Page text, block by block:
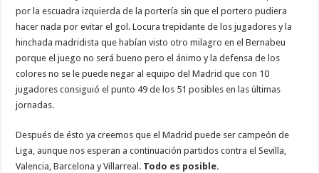
por la escuadra izquierda de la portería sin que el portero pudiera
hacer nada por evitar el gol. Locura trepidante de los jugadores y la
hinchada madridista que habían visto otro milagro en el Bernabeu
porque el juego no será bueno pero el ánimo y la defensa de los
colores no se le puede negar al equipo del Madrid que con 10
jugadores consiguió el punto 49 de los 51 posibles en las últimas
jornadas.
Después de ésto ya creemos que el Madrid puede ser campeón de
Liga, aunque nos esperan a continuación partidos contra el Sevilla,
Valencia, Barcelona y Villarreal. Todo es posible.